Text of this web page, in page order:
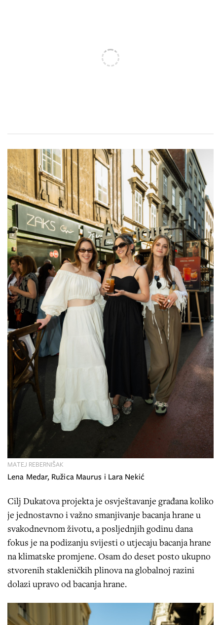
Lena Medar, Ružica Maurus i Lara Nekić
MATEJ REBERNIŠAK
Cilj Dukatova projekta je osvještavanje građana koliko
je jednostavno i važno smanjivanje bacanja hrane u
svakodnevnom životu, a posljednjih godinu dana
fokus je na podizanju svijesti o utjecaju bacanja hrane
na klimatske promjene. Osam do deset posto ukupno
stvorenih stakleničkih plinova na globalnoj razini
dolazi upravo od bacanja hrane.